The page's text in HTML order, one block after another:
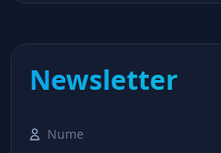
Newsletter